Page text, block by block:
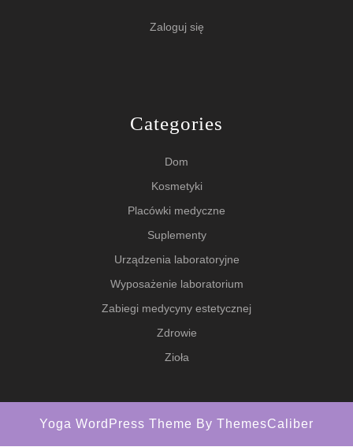
Zaloguj się
Categories
Dom
Kosmetyki
Placówki medyczne
Suplementy
Urządzenia laboratoryjne
Wyposażenie laboratorium
Zabiegi medycyny estetycznej
Zdrowie
Zioła
Yoga WordPress Theme By ThemesCaliber